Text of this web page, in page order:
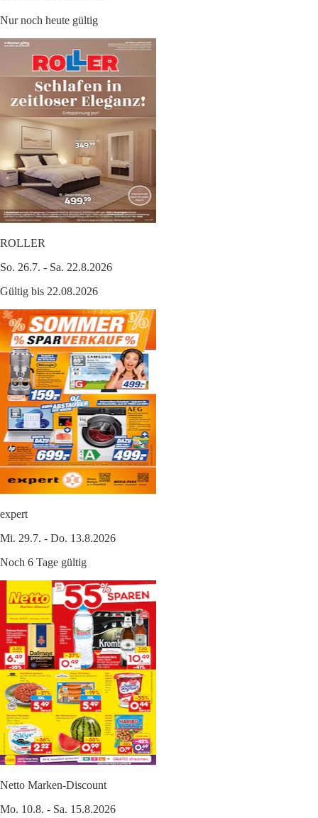
Nur noch heute gültig
ROLLER
So. 26.7. - Sa. 22.8.2026
Gültig bis 22.08.2026
expert
Mi. 29.7. - Do. 13.8.2026
Noch 6 Tage gültig
Netto Marken-Discount
Mo. 10.8. - Sa. 15.8.2026